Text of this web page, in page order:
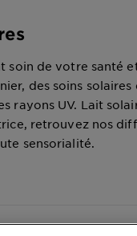
soin de votre santé
des soins solaires
rayons UV. Lait
retrouvez nos
sensorialité.